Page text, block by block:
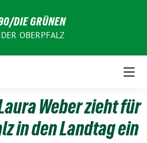
DIE GRÜNEN
OBERPFALZ
Weber zieht für
in den Landtag ein